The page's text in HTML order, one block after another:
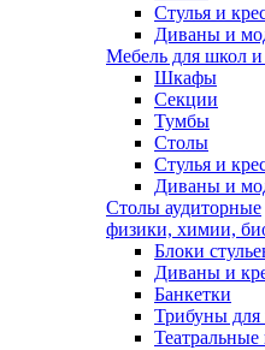
Стулья и
Диваны и
Мебель для школ и
Шкафы
Секции
Тумбы
Столы
Стулья и
Диваны и
Столы аудиторные
физики, химии,
Блоки
Диваны и
Банкетки
Трибуны для
Театральные